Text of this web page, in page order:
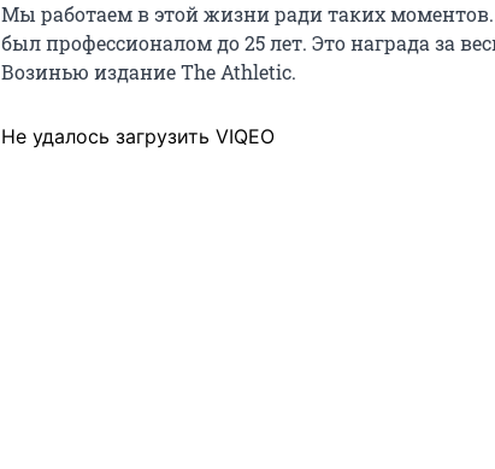
Мы работаем в этой жизни ради таких моментов.
был профессионалом до 25 лет. Это награда за
Возинью издание The Athletic.
Не удалось загрузить VIQEO